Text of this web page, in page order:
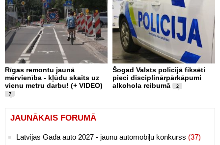
Rīgas remontu jaunā
mērvienība - kļūdu skaits uz
vienu metru darbu! (+ VIDEO)
7
Šogad Valsts policijā fiksēti
pieci disciplinārpārkāpumi
alkohola reibumā
2
JAUNĀKAIS FORUMĀ
Latvijas Gada auto 2027 - jaunu automobiļu konkurss (37)